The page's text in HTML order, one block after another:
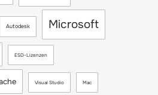
Autodesk Microsoft
ESD-Lizenzen
Visual Studio Mac